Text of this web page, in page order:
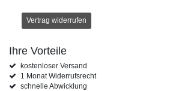
Vertrag widerrufen
Ihre Vorteile
kostenloser Versand
1 Monat Widerrufsrecht
schnelle Abwicklung